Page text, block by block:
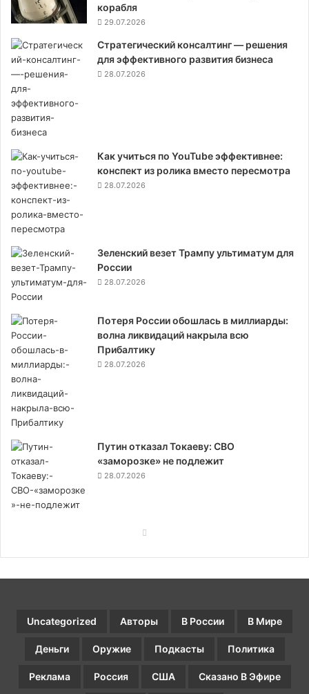
корабля
29.07.2026
Стратегический консалтинг — решения
для эффективного развития бизнеса
28.07.2026
Как учиться по YouTube эффективнее:
конспект из ролика вместо пересмотра
28.07.2026
Зеленский везет Трампу ультиматум для
России
28.07.2026
Потеря России обошлась в миллиарды:
волна ликвидаций накрыла всю
Прибалтику
28.07.2026
Путин отказал Токаеву: СВО
«заморозке» не подлежит
28.07.2026
Предыдущая
Uncategorized Авторы В России В Мире
Деньги Оружие Подкасты Политика
Реклама Россия США Сказано В Эфире